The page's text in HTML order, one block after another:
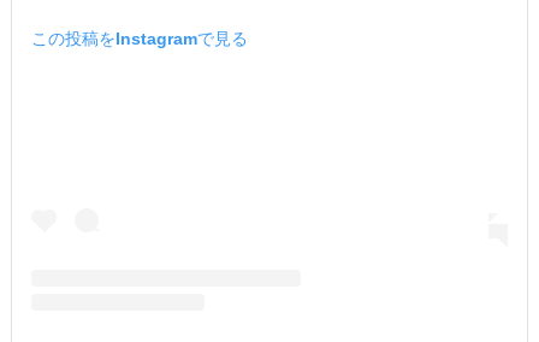
この投稿をInstagramで見る